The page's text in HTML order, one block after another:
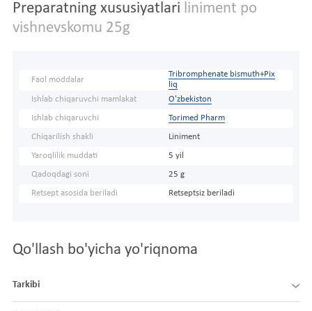
Preparatning xususiyatlari liniment po
vishnevskomu 25g
Faol moddalar
Tribromphenate bismuth+Pix
liq
Ishlab chiqaruvchi mamlakat
O'zbekiston
Ishlab chiqaruvchi Torimed Pharm
Chiqarilish shakli Liniment
Yaroqlilik muddati 5 yil
Qadoqdagi soni 25 g
Retsept asosida beriladi Retseptsiz beriladi
Qo'llash bo'yicha yo'riqnoma
Tarkibi